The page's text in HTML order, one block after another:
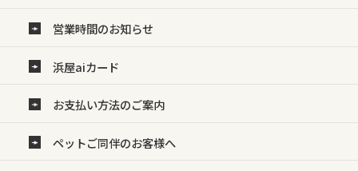
営業時間のお知らせ
浜屋aiカード
お支払い方法のご案内
ペットご同伴のお客様へ